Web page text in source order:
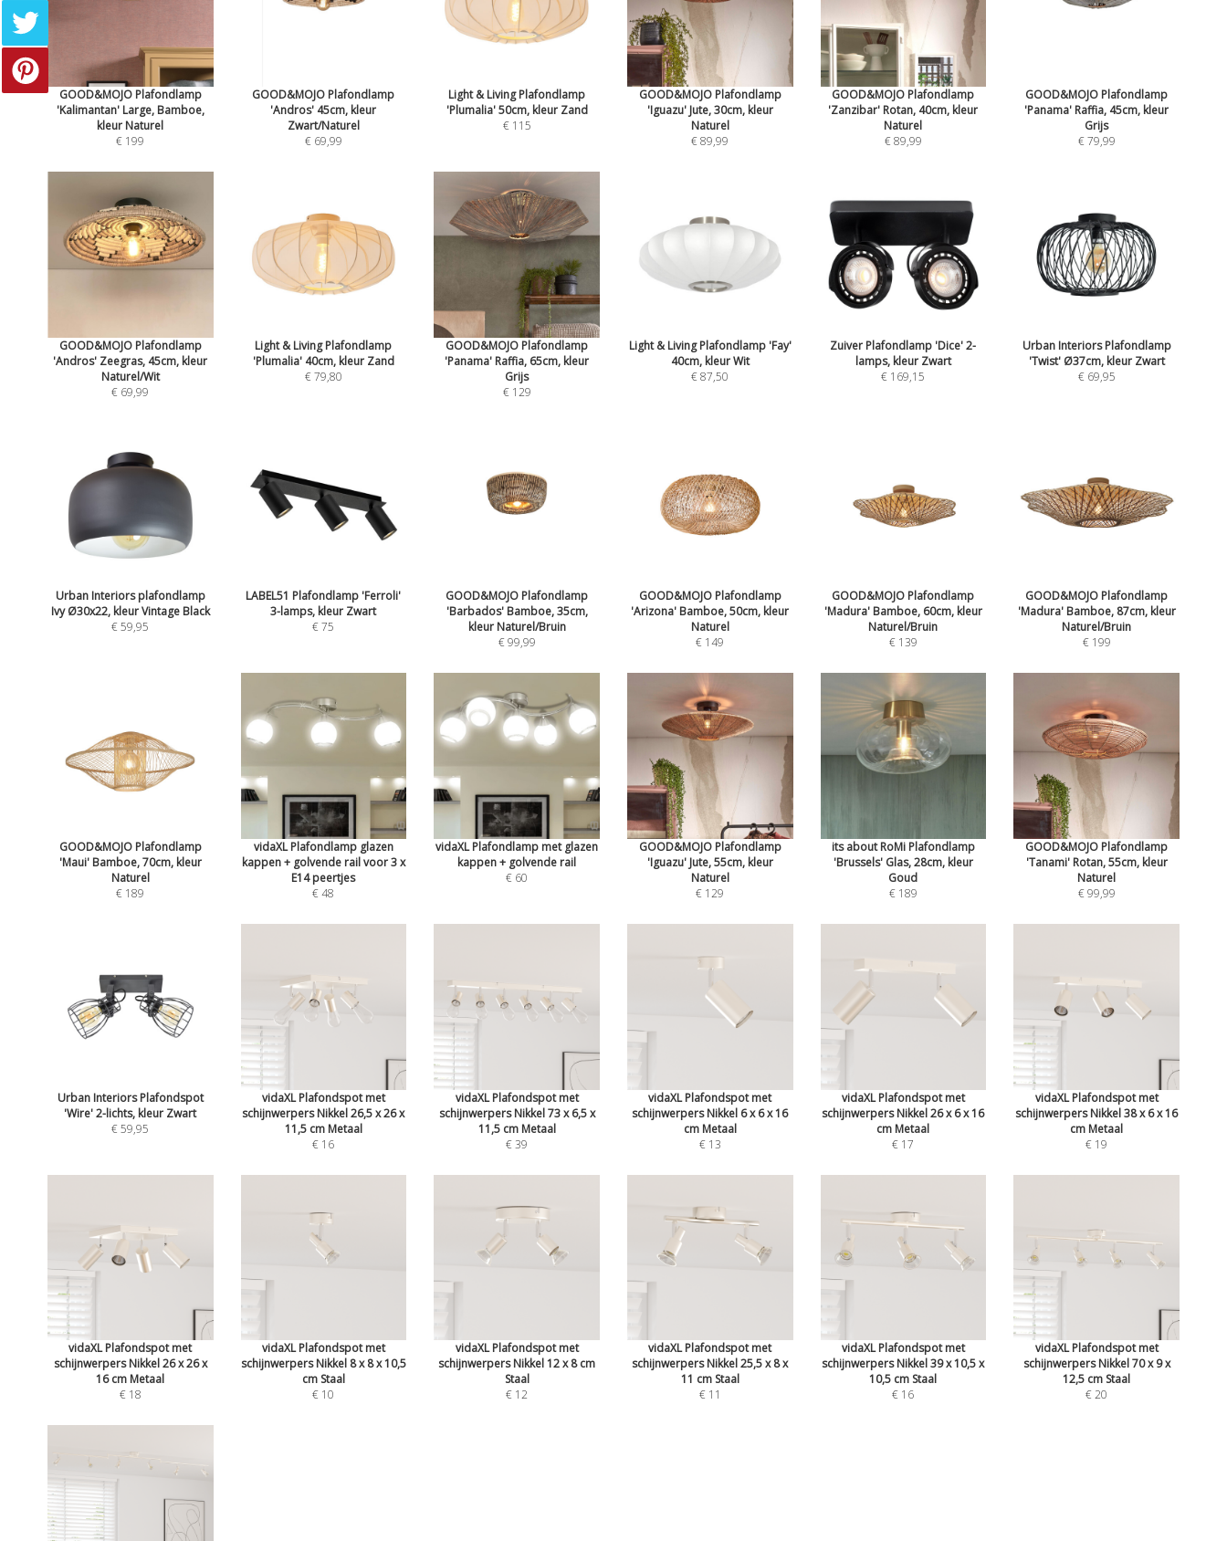
GOOD&MOJO Plafondlamp
'Kalimantan' Large, Bamboe,
kleur Naturel
€ 199
GOOD&MOJO Plafondlamp
'Andros' 45cm, kleur
Zwart/Naturel
€ 69,99
Light & Living Plafondlamp
'Plumalia' 50cm, kleur Zand
€ 115
GOOD&MOJO Plafondlamp
'Iguazu' Jute, 30cm, kleur
Naturel
€ 89,99
GOOD&MOJO Plafondlamp
'Zanzibar' Rotan, 40cm, kleur
Naturel
€ 89,99
GOOD&MOJO Plafondlamp
'Panama' Raffia, 45cm, kleur
Grijs
€ 79,99
GOOD&MOJO Plafondlamp
'Andros' Zeegras, 45cm, kleur
Naturel/Wit
€ 69,99
Light & Living Plafondlamp
'Plumalia' 40cm, kleur Zand
€ 79,80
GOOD&MOJO Plafondlamp
'Panama' Raffia, 65cm, kleur
Grijs
€ 129
Light & Living Plafondlamp 'Fay'
40cm, kleur Wit
€ 87,50
Zuiver Plafondlamp 'Dice' 2-
lamps, kleur Zwart
€ 169,15
Urban Interiors Plafondlamp
'Twist' Ø37cm, kleur Zwart
€ 69,95
Urban Interiors plafondlamp
Ivy Ø30x22, kleur Vintage Black
€ 59,95
LABEL51 Plafondlamp 'Ferroli'
3-lamps, kleur Zwart
€ 75
GOOD&MOJO Plafondlamp
'Barbados' Bamboe, 35cm,
kleur Naturel/Bruin
€ 99,99
GOOD&MOJO Plafondlamp
'Arizona' Bamboe, 50cm, kleur
Naturel
€ 149
GOOD&MOJO Plafondlamp
'Madura' Bamboe, 60cm, kleur
Naturel/Bruin
€ 139
GOOD&MOJO Plafondlamp
'Madura' Bamboe, 87cm, kleur
Naturel/Bruin
€ 199
GOOD&MOJO Plafondlamp
'Maui' Bamboe, 70cm, kleur
Naturel
€ 189
vidaXL Plafondlamp glazen
kappen + golvende rail voor 3 x
E14 peertjes
€ 48
vidaXL Plafondlamp met glazen
kappen + golvende rail
€ 60
GOOD&MOJO Plafondlamp
'Iguazu' Jute, 55cm, kleur
Naturel
€ 129
its about RoMi Plafondlamp
'Brussels' Glas, 28cm, kleur
Goud
€ 189
GOOD&MOJO Plafondlamp
'Tanami' Rotan, 55cm, kleur
Naturel
€ 99,99
Urban Interiors Plafondspot
'Wire' 2-lichts, kleur Zwart
€ 59,95
vidaXL Plafondspot met
schijnwerpers Nikkel 26,5 x 26 x
11,5 cm Metaal
€ 16
vidaXL Plafondspot met
schijnwerpers Nikkel 73 x 6,5 x
11,5 cm Metaal
€ 39
vidaXL Plafondspot met
schijnwerpers Nikkel 6 x 6 x 16
cm Metaal
€ 13
vidaXL Plafondspot met
schijnwerpers Nikkel 26 x 6 x 16
cm Metaal
€ 17
vidaXL Plafondspot met
schijnwerpers Nikkel 38 x 6 x 16
cm Metaal
€ 19
vidaXL Plafondspot met
schijnwerpers Nikkel 26 x 26 x
16 cm Metaal
€ 18
vidaXL Plafondspot met
schijnwerpers Nikkel 8 x 8 x 10,5
cm Staal
€ 10
vidaXL Plafondspot met
schijnwerpers Nikkel 12 x 8 cm
Staal
€ 12
vidaXL Plafondspot met
schijnwerpers Nikkel 25,5 x 8 x
11 cm Staal
€ 11
vidaXL Plafondspot met
schijnwerpers Nikkel 39 x 10,5 x
10,5 cm Staal
€ 16
vidaXL Plafondspot met
schijnwerpers Nikkel 70 x 9 x
12,5 cm Staal
€ 20